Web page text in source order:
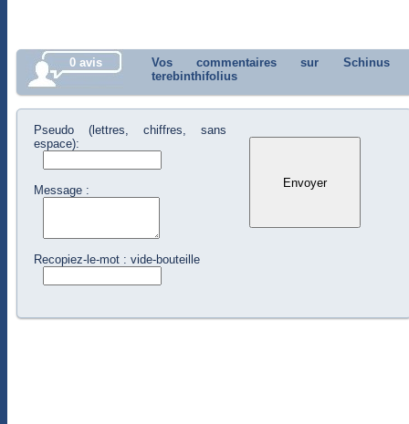
0 avis
Vos commentaires sur Schinus
terebinthifolius
Pseudo (lettres, chiffres, sans
espace):
Message :
Recopiez-le-mot : vide-bouteille